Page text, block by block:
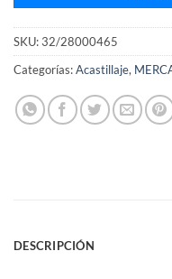
SKU:32/28000465
Categorías:Acastillaje,
DESCRIPCIÓN